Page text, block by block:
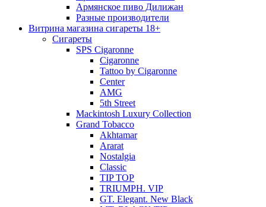
Армянское пиво Дилижан
Разные производители
Витрина магазина сигареты 18+
Cигареты
SPS Cigaronne
Сigaronne
Tattoo by Cigaronne
Center
AMG
5th Street
Mackintosh Luxury Collection
Grand Tobacco
Akhtamar
Ararat
Nostalgia
Classic
TIP TOP
TRIUMPH. VIP
GT. Elegant. New Black